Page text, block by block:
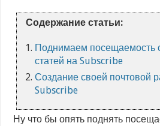
Содержание статьи:
Поднимаем посещаемость
статей на Subscribe
Создание своей почтовой
Subscribe
Ну что бы опять поднять